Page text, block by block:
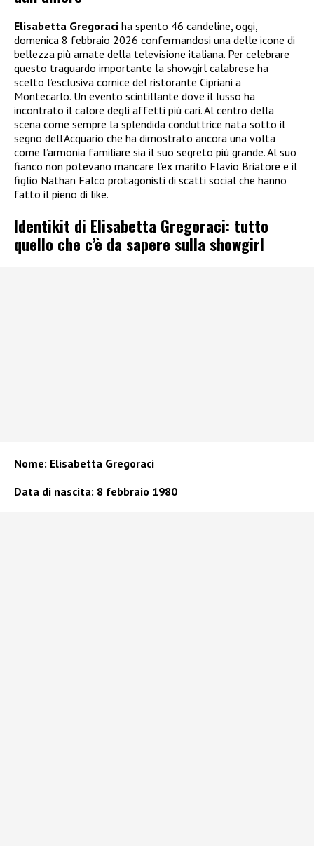
Elisabetta Gregoraci ha spento 46 candeline, oggi,
domenica 8 febbraio 2026 confermandosi una delle icone di
bellezza più amate della televisione italiana. Per celebrare
questo traguardo importante la showgirl calabrese ha
scelto l’esclusiva cornice del ristorante Cipriani a
Montecarlo. Un evento scintillante dove il lusso ha
incontrato il calore degli affetti più cari. Al centro della
scena come sempre la splendida conduttrice nata sotto il
segno dell’Acquario che ha dimostrato ancora una volta
come l’armonia familiare sia il suo segreto più grande. Al suo
fianco non potevano mancare l’ex marito Flavio Briatore e il
figlio Nathan Falco protagonisti di scatti social che hanno
fatto il pieno di like.
Identikit di Elisabetta Gregoraci: tutto
quello che c’è da sapere sulla showgirl
Nome: Elisabetta Gregoraci
Data di nascita: 8 febbraio 1980